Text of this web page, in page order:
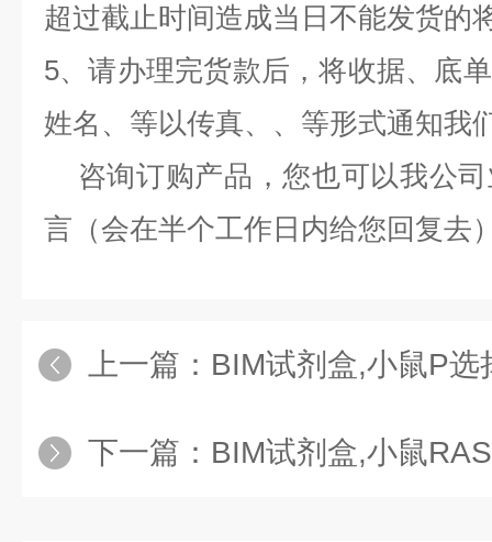
超过截止时间造成当日不能发货的
5、请办理完货款后，将收据、底
姓名、等以传真、、等形式通知我
咨询订购产品，您也可以我公
言（会在半个工作日内给您回复去
上一篇： BIM试剂盒,小鼠P选择素（
下一篇： BIM试剂盒,小鼠RAS癌基因家族成